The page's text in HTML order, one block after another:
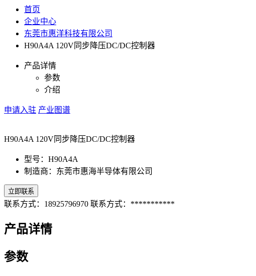
首页
企业中心
东莞市惠洋科技有限公司
H90A4A 120V同步降压DC/DC控制器
产品详情
参数
介绍
申请入驻 产业图谱
H90A4A 120V同步降压DC/DC控制器
型号：H90A4A
制造商：东莞市惠海半导体有限公司
立即联系
联系方式：18925796970 联系方式：***********
产品详情
参数